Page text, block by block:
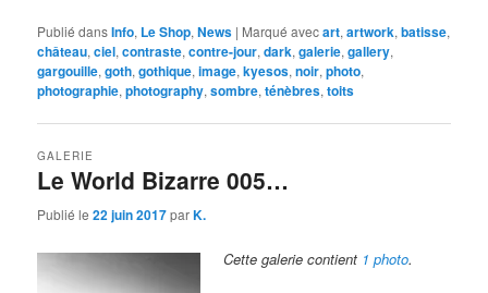
Publié dansInfo, Le Shop,News | Marqué avecart,artwork,batisse,
château,ciel,contraste,contre-jour,dark,galerie,gallery,
gargouille,goth,gothique,image,kyesos,noir,photo,
photographie,photography,sombre,ténèbres,toits
Le World Bizarre 005…
GALERIE
Publié le22 juin 2017parK.
Cette galerie contient 1 photo.